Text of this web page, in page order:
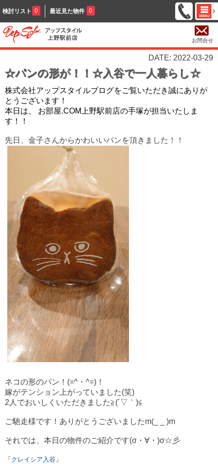
検討リスト 0 最近見た物件 0
お問合せ
DATE: 2022-03-29
☆パンの形が！！☆入谷で一人暮らし☆
株式会社アップスタイルブログをご覧いただき誠にありが
とうございます！
本日は、 お部屋.COM上野駅前店の手塚が担当いたしま
す！！
先日、金子さんからかわいいパンを頂きました！！
ネコの形のパン！(=^・^=)！
嫁がテンション上がっていました(笑)
2人でおいしくいただきました≧(´▽｀)≦
ご馳走様です！ありがとうございましたm(_ _ )m
それでは、本日の物件のご紹介です(σ・∀・)σ☆彡
「 クレイシア入谷 」